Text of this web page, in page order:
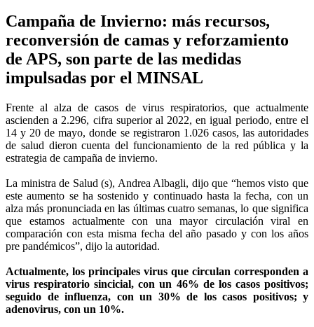
Campaña de Invierno: más recursos,
reconversión de camas y reforzamiento
de APS, son parte de las medidas
impulsadas por el MINSAL
Frente al alza de casos de virus respiratorios, que actualmente
ascienden a 2.296, cifra superior al 2022, en igual periodo, entre el
14 y 20 de mayo, donde se registraron 1.026 casos, las autoridades
de salud dieron cuenta del funcionamiento de la red pública y la
estrategia de campaña de invierno.
La ministra de Salud (s), Andrea Albagli, dijo que “hemos visto que
este aumento se ha sostenido y continuado hasta la fecha, con un
alza más pronunciada en las últimas cuatro semanas, lo que significa
que estamos actualmente con una mayor circulación viral en
comparación con esta misma fecha del año pasado y con los años
pre pandémicos”, dijo la autoridad.
Actualmente, los principales virus que circulan corresponden a
virus respiratorio sincicial, con un 46% de los casos positivos;
seguido de influenza, con un 30% de los casos positivos; y
adenovirus, con un 10%.